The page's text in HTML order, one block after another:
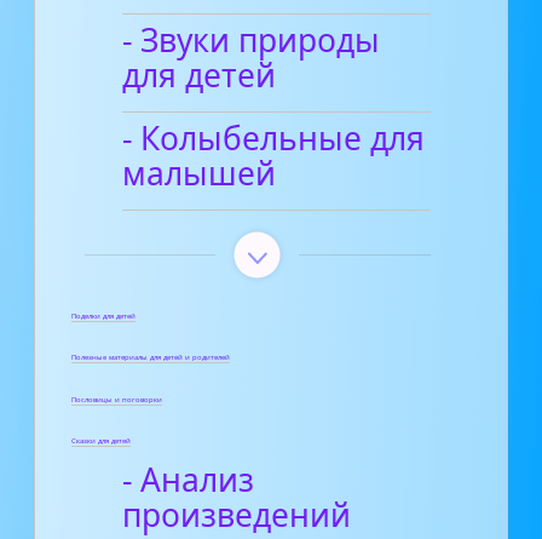
- Звуки природы
для детей
- Колыбельные для
малышей
Поделки для детей
Полезные материалы для детей и родителей
Пословицы и поговорки
Сказки для детей
- Анализ
произведений